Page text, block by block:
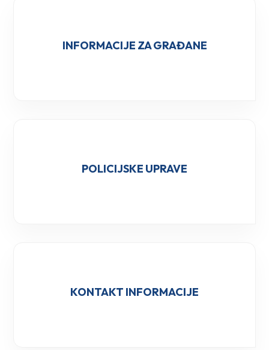
INFORMACIJE ZA GRAĐANE
POLICIJSKE UPRAVE
KONTAKT INFORMACIJE